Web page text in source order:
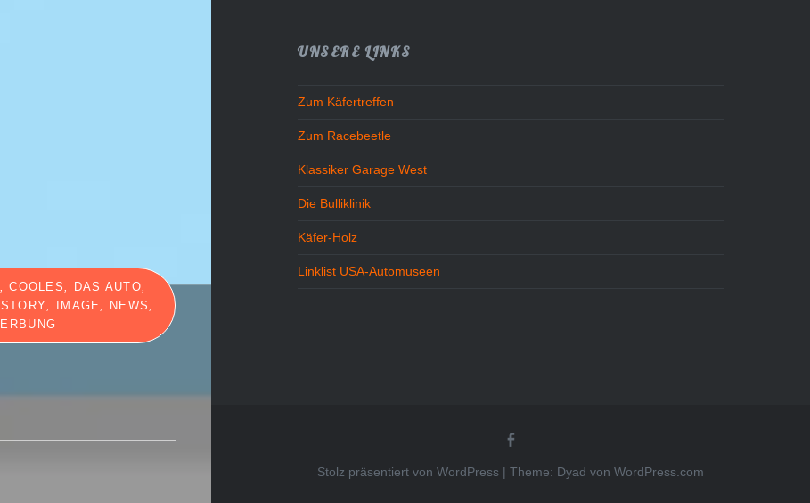
,COOLES, DAS AUTO,
, IMAGE, NEWS,
UNSERE LINKS
Zum Käfertreffen
Zum Racebeetle
Klassiker Garage West
Die Bulliklinik
Käfer-Holz
Linklist USA-Automuseen
FB
Stolz präsentiert von WordPress | Theme: Dyad von WordPress.com